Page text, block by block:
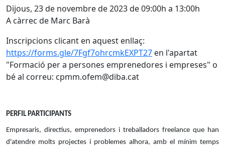
Dijous, 23 de novembre de 2023 de 09:00h a 13:00h
A càrrec de Marc Barà
Inscripcions clicant en aquest enllaç:
https://forms.gle/7Fgf7ohrcmkEXPT27 en l'apartat
"Formació per a persones emprenedores i empreses" o
bé al correu: cpmm.ofem@diba.cat
PERFIL PARTICIPANTS
Empresaris, directius, emprenedors i treballadors freelance que han
d'atendre molts projectes i problemes alhora, amb el mínim temps